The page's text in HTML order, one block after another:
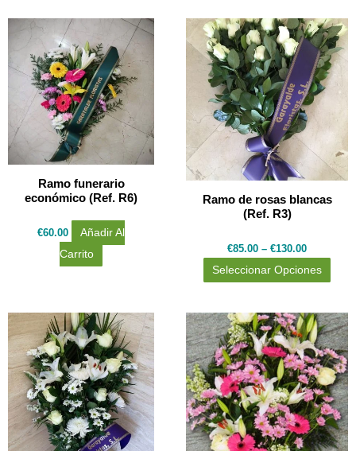
Ramo funerario
económico (Ref. R6)
€60.00
Añadir Al
Carrito
Ramo de rosas blancas
(Ref. R3)
€85.00 – €130.00
Seleccionar Opciones
Este
tiene
se